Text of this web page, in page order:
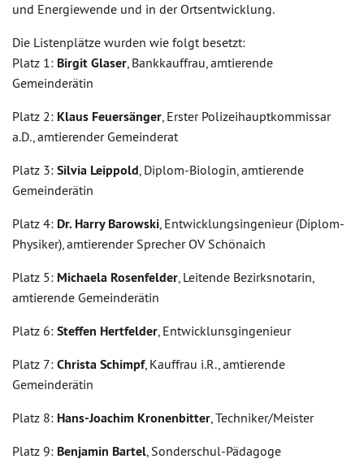
und Energiewende und in der Ortsentwicklung.
Die Listenplätze wurden wie folgt besetzt:
Platz 1: Birgit Glaser, Bankkauffrau, amtierende
Gemeinderätin
Platz 2: Klaus Feuersänger, Erster Polizeihauptkommissar
a.D., amtierender Gemeinderat
Platz 3: Silvia Leippold, Diplom-Biologin, amtierende
Gemeinderätin
Platz 4: Dr. Harry Barowski, Entwicklungsingenieur (Diplom-
Physiker), amtierender Sprecher OV Schönaich
Platz 5: Michaela Rosenfelder, Leitende Bezirksnotarin,
amtierende Gemeinderätin
Platz 6: Steffen Hertfelder, Entwicklunsgingenieur
Platz 7: Christa Schimpf, Kauffrau i.R., amtierende
Gemeinderätin
Platz 8: Hans-Joachim Kronenbitter, Techniker/Meister
Platz 9: Benjamin Bartel, Sonderschul-Pädagoge